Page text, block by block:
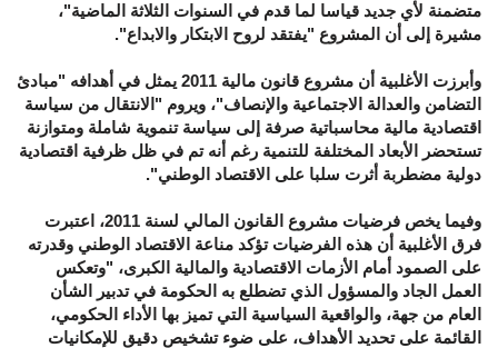
متضمنة لأي جديد قياسا لما قدم في السنوات الثلاثة الماضية"،
مشيرة إلى أن المشروع "يفتقد لروح الابتكار والابداع".
وأبرزت الأغلبية أن مشروع قانون مالية 2011 يمثل في أهدافه "مبادئ
التضامن والعدالة الاجتماعية والإنصاف"، ويروم "الانتقال من سياسة
اقتصادية مالية محاسباتية صرفة إلى سياسة تنموية شاملة ومتوازنة
تستحضر الأبعاد المختلفة للتنمية رغم أنه تم في ظل ظرفية اقتصادية
دولية مضطربة أثرت سلبا على الاقتصاد الوطني".
وفيما يخص فرضيات مشروع القانون المالي لسنة 2011، اعتبرت
فرق الأغلبية أن هذه الفرضيات تؤكد مناعة الاقتصاد الوطني وقدرته
على الصمود أمام الأزمات الاقتصادية والمالية الكبرى، "وتعكس
العمل الجاد والمسؤول الذي تضطلع به الحكومة في تدبير الشأن
العام من جهة، والواقعية السياسية التي تميز بها الأداء الحكومي،
القائمة على تحديد الأهداف، على ضوء تشخيص دقيق للإمكانيات